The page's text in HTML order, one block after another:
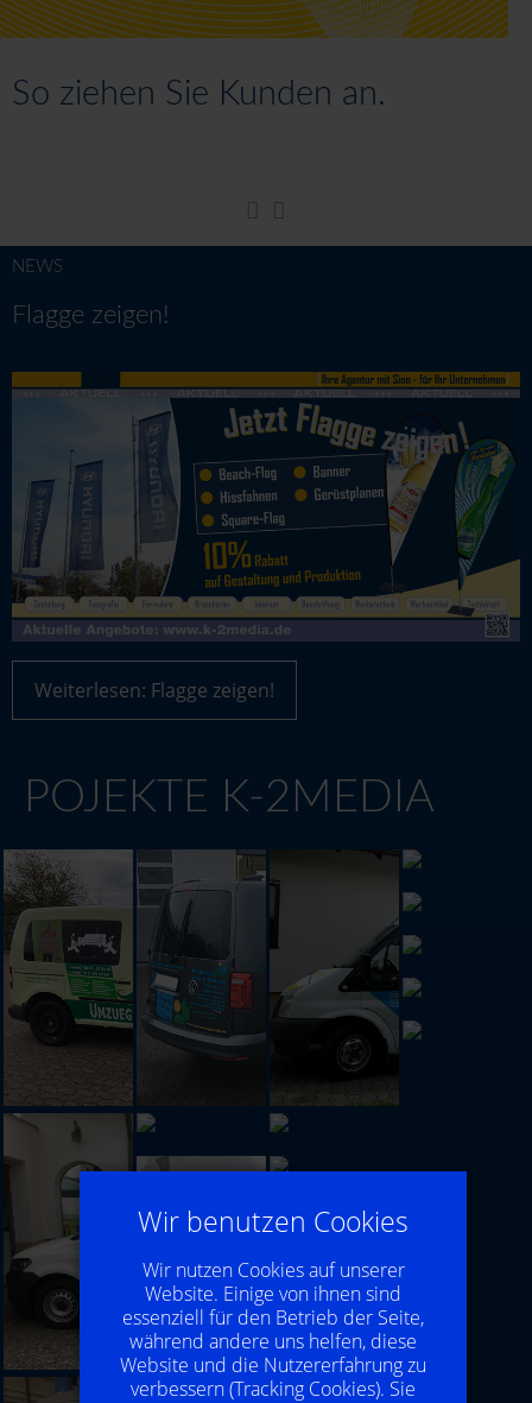
So ziehen Sie Kunden an.
NEWS
Flagge zeigen!
Weiterlesen: Flagge zeigen!
POJEKTE K-2MEDIA
Wir benutzen Cookies
Wir nutzen Cookies auf unserer
Website. Einige von ihnen sind
essenziell für den Betrieb der Seite,
während andere uns helfen, diese
Website und die Nutzererfahrung zu
verbessern (Tracking Cookies). Sie